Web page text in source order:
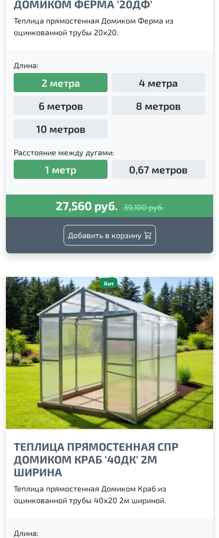
ДОМИКОМ ФЕРМА '20ДФ'
Теплица прямостенная Домиком Ферма из
оцинкованной трубы 20х20.
Длина:
2 метра
4 метра
6 метров
8 метров
10 метров
Расстояние между дугами:
1 метр 0,67 метров
27,560 руб. 39,100 руб.
Добавить в корзину
Хит
ТЕПЛИЦА ПРЯМОСТЕННАЯ СПР
ДОМИКОМ КРАБ '40ДК' 2М
ШИРИНА
Теплица прямостенная Домиком Краб из
оцинкованной трубы 40х20 2м шириной.
Длина: